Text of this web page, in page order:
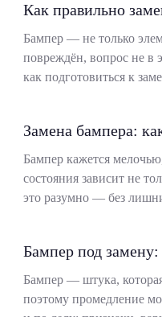
Как правильно
Бампер — не только
повреждён, вопрос не в
как подготовиться к
Замена бампера:
Бампер кажется
состояния зависит не
это разумно — без
Бампер под замену:
Бампер — штука,
поэтому промедление